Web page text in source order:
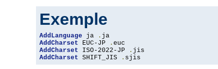
Exemple
AddLanguage ja .
AddCharset EUC-JP .
AddCharset ISO-2022-JP .
AddCharset SHIFT_JIS . sjis